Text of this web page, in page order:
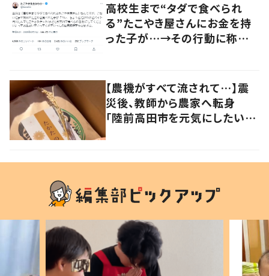
高校生まで“タダで食べられ
る”たこやき屋さんにお金を持
った子が…→その行動に称賛
【農機がすべて流されて…】震
災後、教師から農家へ転身
「陸前高田市を元気にしたい」